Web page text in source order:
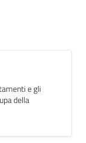
e gli
della